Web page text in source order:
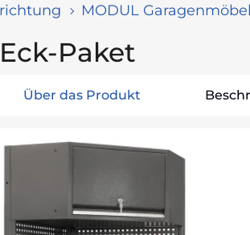
MODUL Garagenmöbel
Paket
Über das Produkt